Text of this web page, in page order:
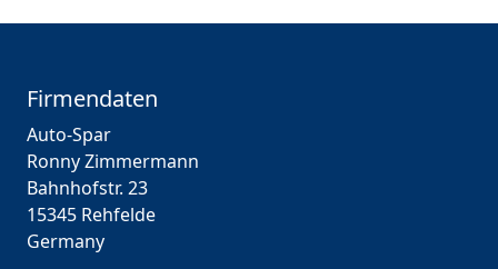
Firmendaten
Auto-Spar
Ronny Zimmermann
Bahnhofstr. 23
15345 Rehfelde
Germany